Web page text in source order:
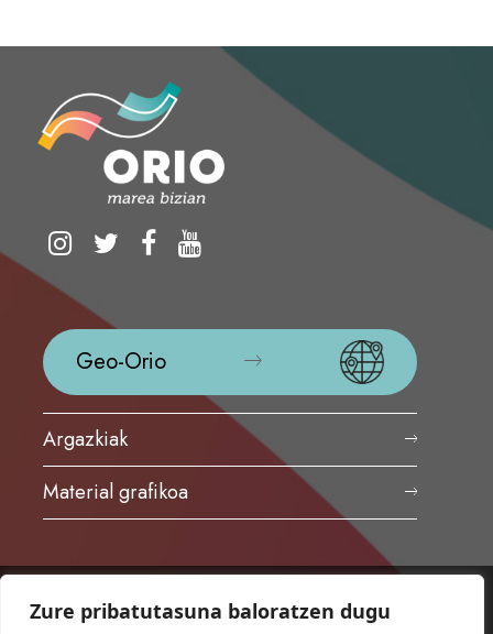
Zure pribatutasuna baloratzen dugu
Geo-Orio
Argazkiak
Material grafikoa
ORIOKO UDALA